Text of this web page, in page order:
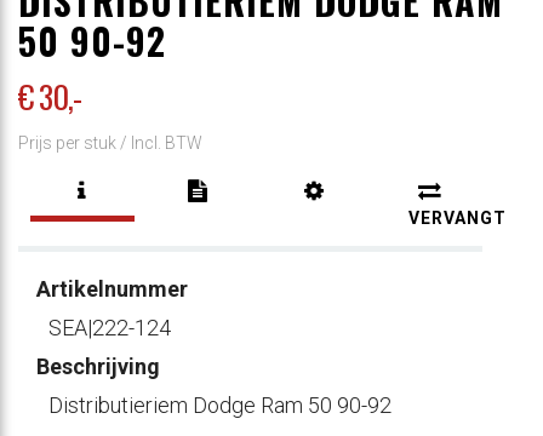
50 90-92
€ 30,-
Prijs per stuk / Incl. BTW
VERVANGT
Artikelnummer
SEA|222-124
Beschrijving
Distributieriem Dodge Ram 50 90-92